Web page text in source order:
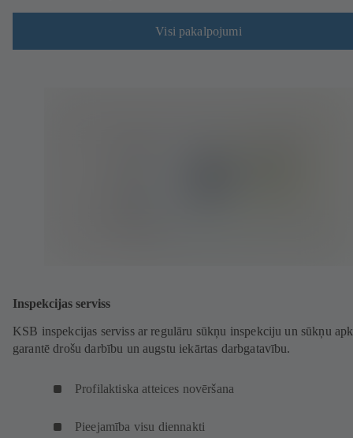
Visi pakalpojumi
Inspekcijas serviss
KSB inspekcijas serviss ar regulāru sūkņu inspekciju un sūkņu
garantē drošu darbību un augstu iekārtas darbgatavību.
Profilaktiska atteices novēršana
Pieejamība visu diennakti